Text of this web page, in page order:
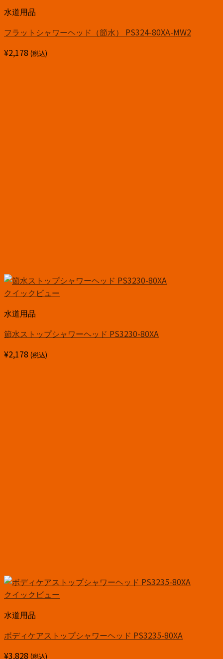
水道用品
フラットシャワーヘッド（節水） PS324-80XA-MW2
¥2,178 (税込)
クイックビュー
水道用品
節水ストップシャワーヘッド PS3230-80XA
¥2,178 (税込)
クイックビュー
水道用品
ボディケアストップシャワーヘッド PS3235-80XA
¥3,828 (税込)